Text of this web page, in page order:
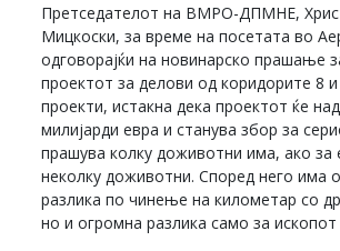
Претседателот на ВМРО-ДПМНЕ,
Мицкоски, за време на посетата во
одговорајќи на новинарско прашање
проектот за делови од коридорите 8 и
проекти, истакна дека проектот ќе
милијарди евра и станува збор за
прашува колку доживотни има, ако за
неколку доживотни. Според него има
разлика по чинење на километар со
но и огромна разлика само за ископот